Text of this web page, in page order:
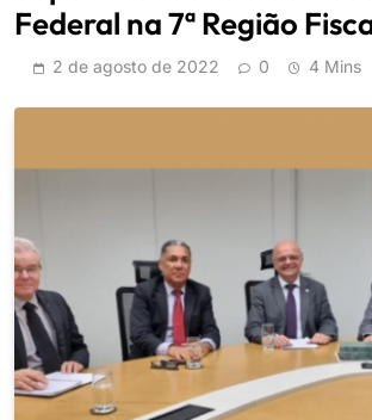
Federal na 7ª Região
2 de agosto de 2022 0 4 Mins